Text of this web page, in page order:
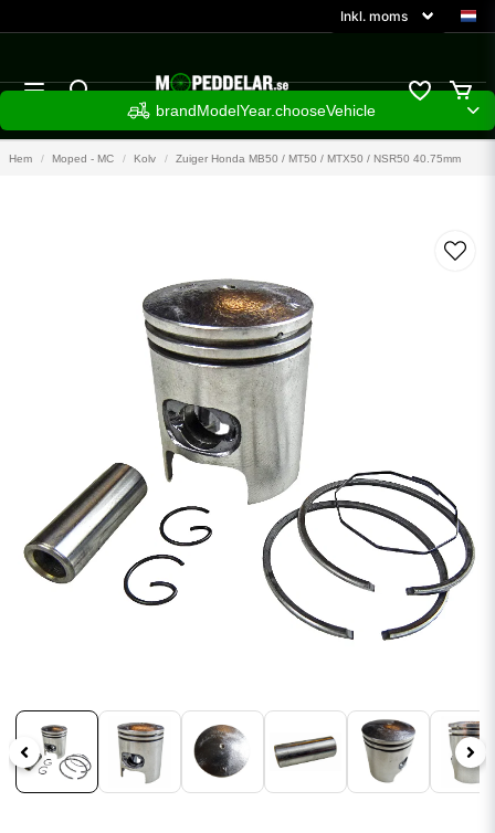
brandModelYear.chooseVehicle
Hem Moped - MC Kolv Zuiger Honda MB50 / MT50 / MTX50 / NSR50 40.75mm